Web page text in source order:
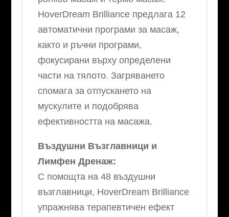
HoverDream Brilliance предлага 12
автоматични програми за масаж,
както и ръчни програми,
фокусирани върху определени
части на тялото. Загряването
спомага за отпускането на
мускулите и подобрява
ефективността на масажа.
Въздушни Възглавници и
Лимфен Дренаж:
С помощта на 48 въздушни
възглавници, HoverDream Brilliance
упражнява терапевтичен ефект